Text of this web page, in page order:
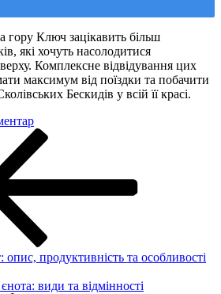
Ключ зацікавить більш
які хочуть насолодитися
Комплексне відвідування цих
максимум від поїздки та побачити
Бескидів у всій її красі.
до
Відгуки
про
Кам’янка:
реальні
враження
продуктивність та особливості
види та відмінності